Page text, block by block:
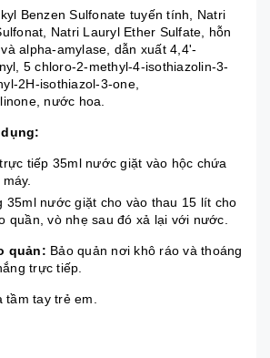
Benzen Sulfonate tuyến tính, Natri
Natri Lauryl Ether Sulfate, hỗn
alpha-amylase, dẫn xuất 4,4'-
5 chloro-2-methyl-4-isothiazolin-3-
2H-isothiazol-3-one,
nước hoa.
tiếp 35ml nước giặt vào hộc chứa
35ml nước giặt cho vào thau 15 lít cho
quần, vò nhẹ sau đó xả lại với nước.
quản: Bảo quản nơi khô ráo và thoáng
trực tiếp.
tầm tay trẻ em.